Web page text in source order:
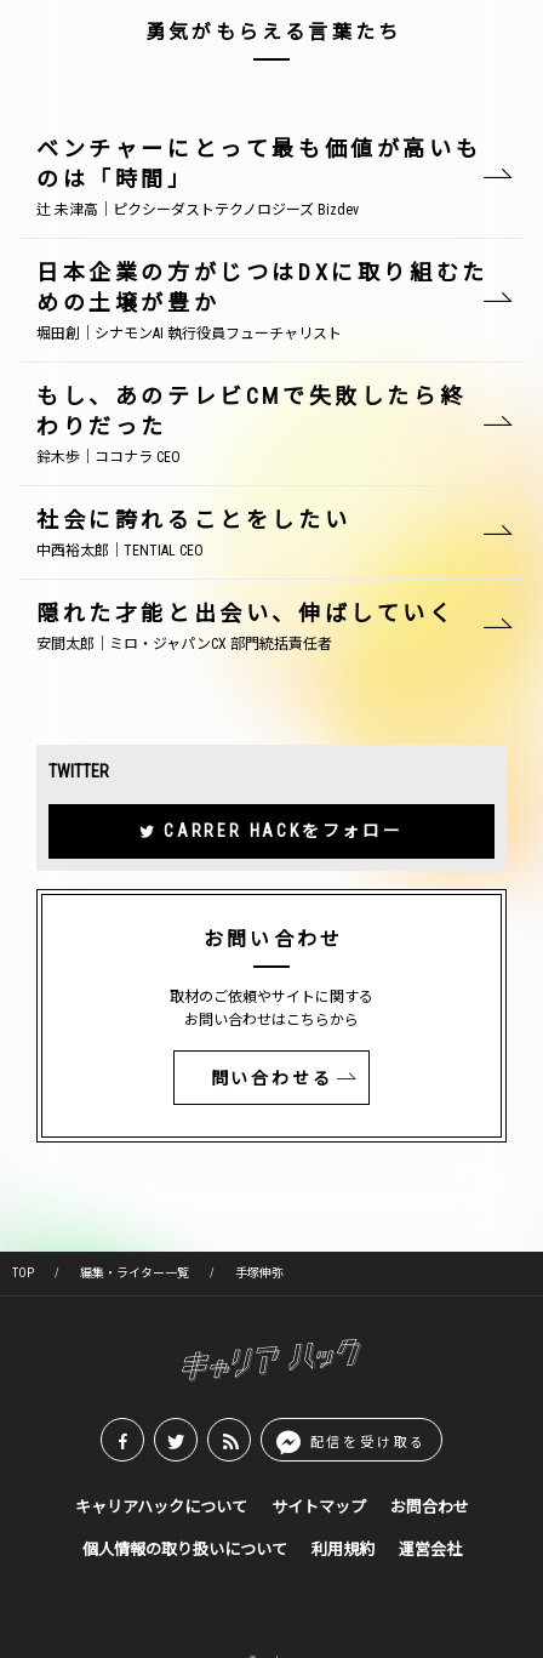
勇気がもらえる言葉たち
ベンチャーにとって最も価値が高いも
のは「時間」
辻 未津高｜ピクシーダストテクノロジーズ Bizdev
日本企業の方がじつはDXに取り組むた
めの土壌が豊か
堀田創｜シナモンAI 執行役員フューチャリスト
もし、あのテレビCMで失敗したら終
わりだった
鈴木歩｜ココナラ CEO
社会に誇れることをしたい
中西裕太郎｜TENTIAL CEO
隠れた才能と出会い、伸ばしていく
安間太郎｜ミロ・ジャパンCX 部門統括責任者
TWITTER
CARRER HACKをフォロー
お問い合わせ
取材のご依頼やサイトに関する
お問い合わせはこちらから
問い合わせる
TOP 編集・ライター一覧 手塚伸弥
配信を受け取る
キャリアハックについて サイトマップ お問合わせ
個人情報の取り扱いについて 利用規約 運営会社